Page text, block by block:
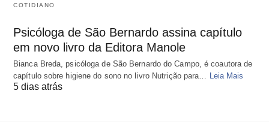
COTIDIANO
Psicóloga de São Bernardo assina capítulo
em novo livro da Editora Manole
Bianca Breda, psicóloga de São Bernardo do Campo, é coautora de
capítulo sobre higiene do sono no livro Nutrição para…
Leia Mais
5 dias atrás